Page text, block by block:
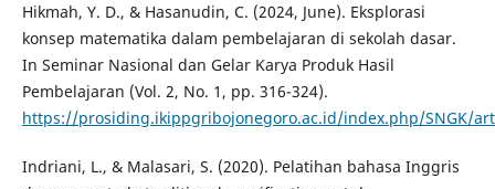
Hikmah, Y. D., & Hasanudin, C. (2024, June). Eksplorasi
konsep matematika dalam pembelajaran di sekolah dasar.
In Seminar Nasional dan Gelar Karya Produk Hasil
Pembelajaran (Vol. 2, No. 1, pp. 316-324).
https://prosiding.ikippgribojonegoro.ac.id/index.php/SNGK/
Indriani, L., & Malasari, S. (2020). Pelatihan bahasa Inggris